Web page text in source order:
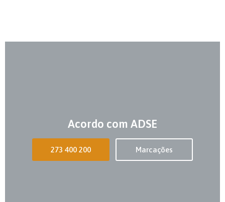
Acordo com ADSE
273 400 200 Marcações